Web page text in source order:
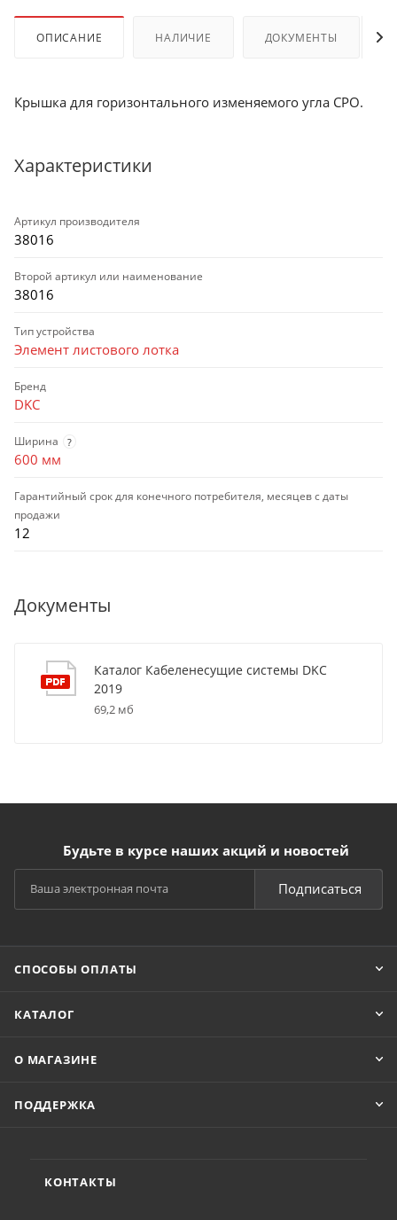
ОПИСАНИЕ НАЛИЧИЕ ДОКУМЕНТЫ
Крышка для горизонтального изменяемого угла CPO.
Характеристики
Артикул производителя
38016
Второй артикул или наименование
38016
Тип устройства
Элемент листового лотка
Бренд
DKC
Ширина ?
600 мм
Гарантийный срок для конечного потребителя, месяцев с даты
продажи
12
Документы
Каталог Кабеленесущие системы DKC
2019
69,2 мб
Будьте в курсе наших акций и новостей
Подписаться
СПОСОБЫ ОПЛАТЫ
КАТАЛОГ
О МАГАЗИНЕ
ПОДДЕРЖКА
КОНТАКТЫ